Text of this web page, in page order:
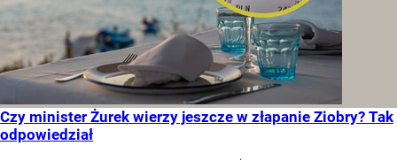
Czy minister Żurek wierzy jeszcze w złapanie Ziobry? Tak
odpowiedział